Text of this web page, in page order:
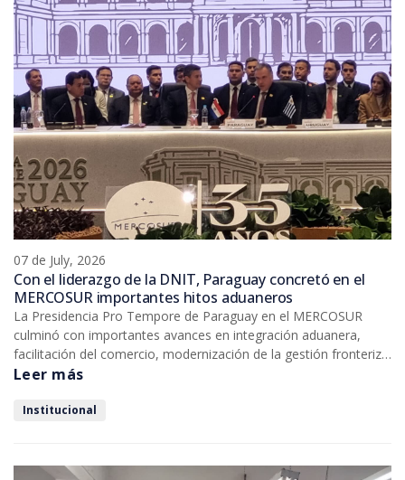
07 de July, 2026
Con el liderazgo de la DNIT, Paraguay concretó en el
MERCOSUR importantes hitos aduaneros
La Presidencia Pro Tempore de Paraguay en el MERCOSUR
culminó con importantes avances en integración aduanera,
facilitación del comercio, modernización de la gestión fronteriza
y consolidación de una agenda regional orientada a agilizar el
países que integran el bloque. Todos estos logros fueron
Leer más
Institucional